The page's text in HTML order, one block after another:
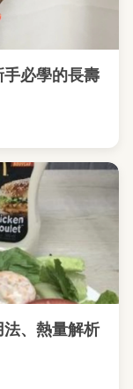
必學的長壽
、熱量解析